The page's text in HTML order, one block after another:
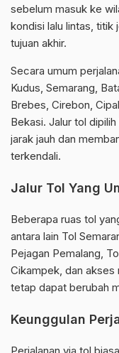
sebelum masuk ke
kondisi lalu lintas, titik
tujuan akhir.
Secara umum
Kudus, Semarang,
Brebes, Cirebon,
Bekasi. Jalur tol
jarak jauh dan
terkendali.
Jalur Tol Yang
Beberapa ruas tol
antara lain Tol
Pejagan Pemalang,
Cikampek, dan akses
tetap dapat berubah
Keunggulan